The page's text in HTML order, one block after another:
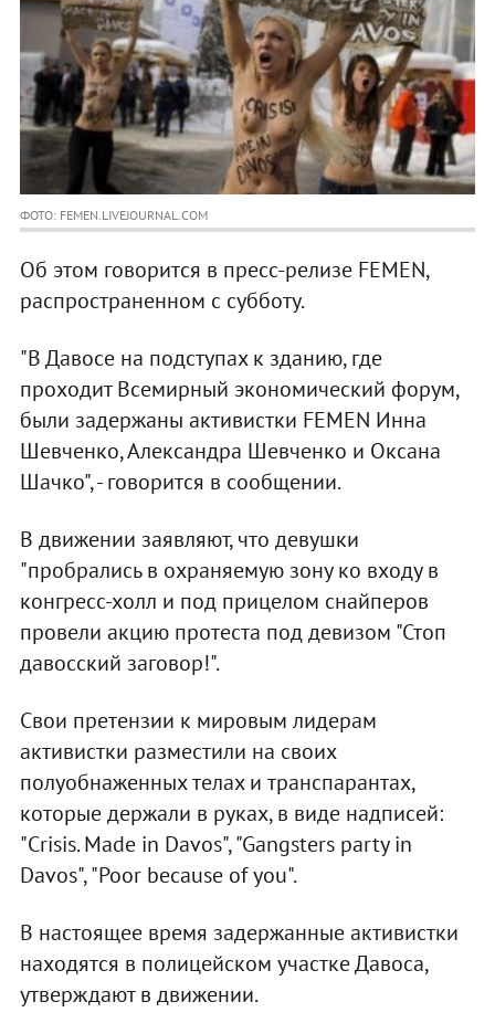
ФОТО: FEMEN.LIVEJOURNAL.COM
Об этом говорится в пресс-релизе FEMEN,
распространенном с субботу.
"В Давосе на подступах к зданию, где
проходит Всемирный экономический форум,
были задержаны активистки FEMEN Инна
Шевченко, Александра Шевченко и Оксана
Шачко", - говорится в сообщении.
В движении заявляют, что девушки
"пробрались в охраняемую зону ко входу в
конгресс-холл и под прицелом снайперов
провели акцию протеста под девизом "Стоп
давосский заговор!".
Свои претензии к мировым лидерам
активистки разместили на своих
полуобнаженных телах и транспарантах,
которые держали в руках, в виде надписей:
"Crisis. Made in Davos", "Gangsters party in
Davos", "Poor because of you".
В настоящее время задержанные активистки
находятся в полицейском участке Давоса,
утверждают в движении.